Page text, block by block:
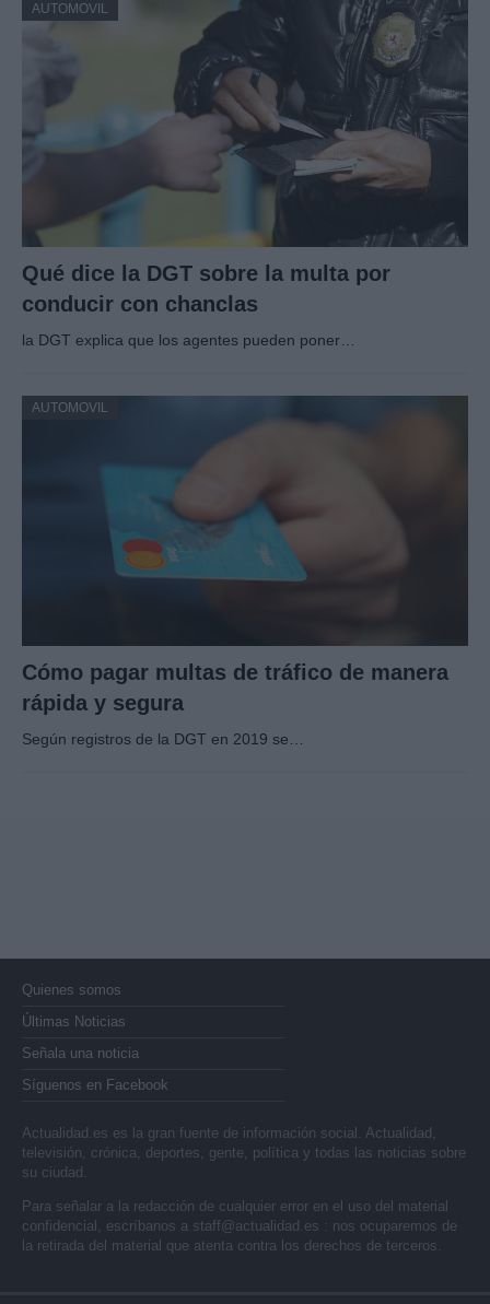
AUTOMOVIL
Qué dice la DGT sobre la multa por
conducir con chanclas
la DGT explica que los agentes pueden poner…
AUTOMOVIL
Cómo pagar multas de tráfico de manera
rápida y segura
Según registros de la DGT en 2019 se…
Quienes somos
Últimas Noticias
Señala una noticia
Síguenos en Facebook
Actualidad.es es la gran fuente de información social. Actualidad,
televisión, crónica, deportes, gente, política y todas las noticias sobre
su ciudad.
Para señalar a la redacción de cualquier error en el uso del material
confidencial, escríbanos a staff@actualidad.es : nos ocuparemos de
la retirada del material que atenta contra los derechos de terceros.